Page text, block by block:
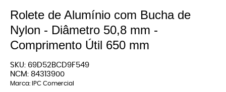
Rolete de Alumínio com Bucha de
Nylon - Diâmetro 50,8 mm -
Comprimento Útil 650 mm
SKU: 69D52BCD9F549
NCM: 84313900
Marca: IPC Comercial